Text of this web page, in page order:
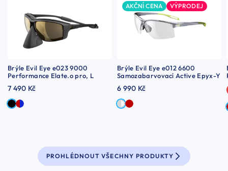
Brýle Evil Eye e023 9000
Performance Elate.o pro, L
7 490 Kč
AKČNÍ CENA VÝPRODEJ
Brýle Evil Eye e012 6600
Samozabarvovací Active Epyx-Y
6 990 Kč
PROHLÉDNOUT VŠECHNY PRODUKTY